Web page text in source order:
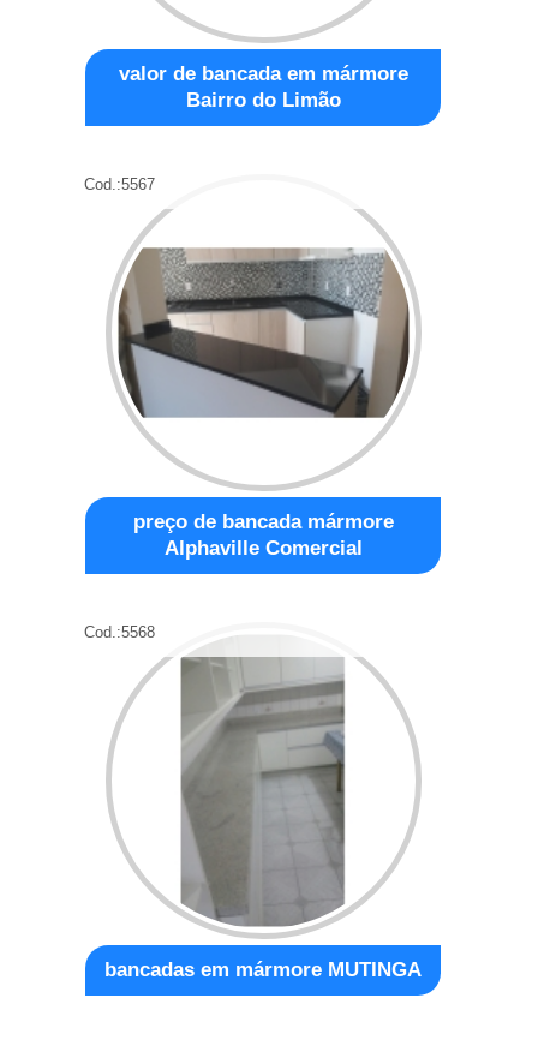
valor de bancada em mármore
Bairro do Limão
Cod.:5567
preço de bancada mármore
Alphaville Comercial
Cod.:5568
bancadas em mármore MUTINGA